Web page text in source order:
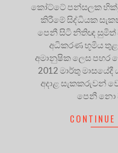
කෝට්ටේ පන්සලක
කිරීමේ සිද්ධියක
පෙනී සිටි නිතිඥ සුමිත්
අධිකරණ භූමිය
අමානුෂික ලෙස පහර
2012 මාර්තු
අදාළ සැකකරුවන්
පෙනී නො
CONTINUE